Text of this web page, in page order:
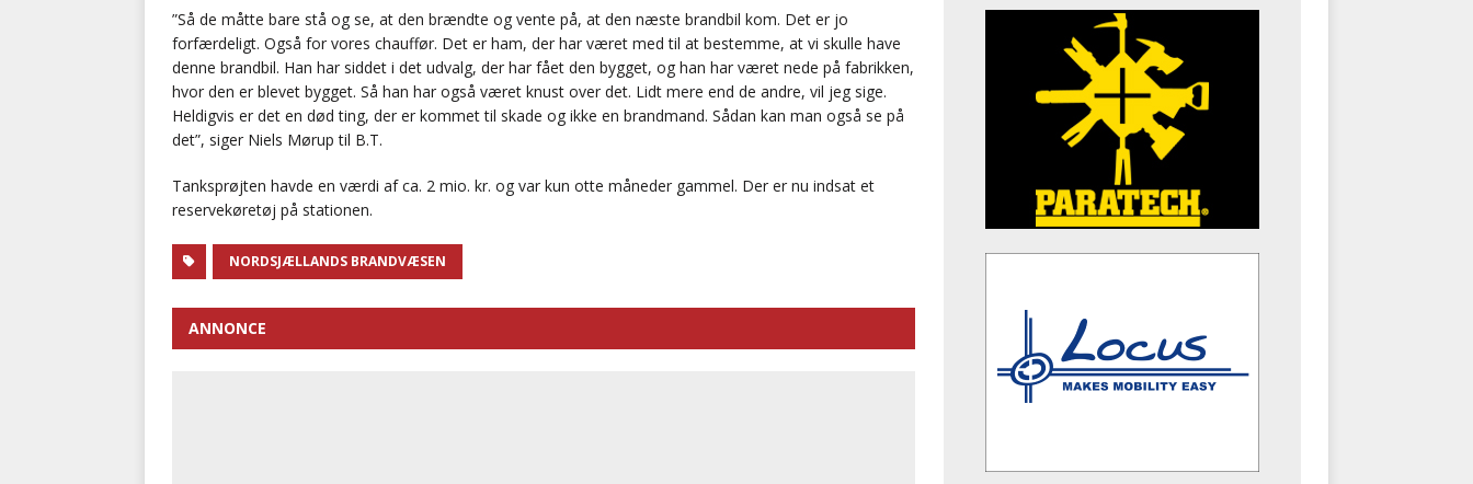
”Så de måtte bare stå og se, at den brændte og vente på, at den næste brandbil kom. Det er jo
forfærdeligt. Også for vores chauffør. Det er ham, der har været med til at bestemme, at vi skulle have
denne brandbil. Han har siddet i det udvalg, der har fået den bygget, og han har været nede på fabrikken,
hvor den er blevet bygget. Så han har også været knust over det. Lidt mere end de andre, vil jeg sige.
Heldigvis er det en død ting, der er kommet til skade og ikke en brandmand. Sådan kan man også se på
det”, siger Niels Mørup til B.T.
Tanksprøjten havde en værdi af ca. 2 mio. kr. og var kun otte måneder gammel. Der er nu indsat et
reservekøretøj på stationen.
NORDSJÆLLANDS BRANDVÆSEN
ANNONCE